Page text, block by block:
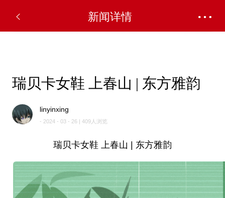
新闻详情
瑞贝卡女鞋 上春山 | 东方雅韵
linyinxing
- 2024 - 03 - 26 | 409人浏览
瑞贝卡女鞋 上春山 | 东方雅韵